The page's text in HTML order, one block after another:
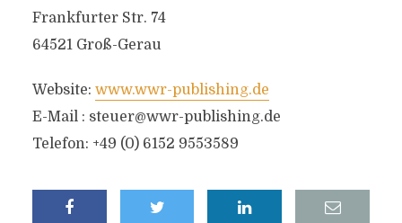
Frankfurter Str. 74
64521 Groß-Gerau
Website: www.wwr-publishing.de
E-Mail : steuer@wwr-publishing.de
Telefon: +49 (0) 6152 9553589